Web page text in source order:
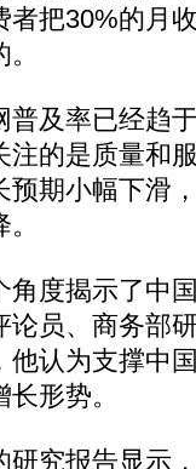
把30%的月
及率已经趋
的是质量和
期小幅下滑
度揭示了中
员、商务部
认为支撑中
形势。
究报告显示